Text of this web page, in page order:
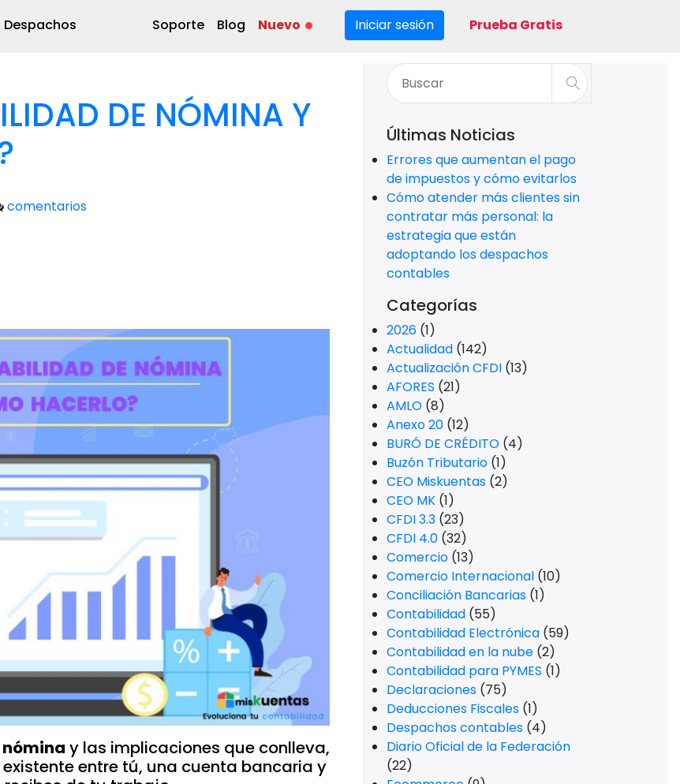
Despachos Soporte Blog Nuevo Iniciar sesión Prueba Gratis
DE NÓMINA Y
comentarios
y las implicaciones que conlleva,
entre tú, una cuenta bancaria y
Últimas Noticias
Errores que aumentan el pago
de impuestos y cómo evitarlos
Cómo atender más clientes sin
contratar más personal: la
estrategia que están
adoptando los despachos
contables
Categorías
2026 (1)
Actualidad (142)
Actualización CFDI (13)
AFORES (21)
AMLO (8)
Anexo 20 (12)
BURÓ DE CRÉDITO (4)
Buzón Tributario (1)
CEO Miskuentas (2)
CEO MK (1)
CFDI 3.3 (23)
CFDI 4.0 (32)
Comercio (13)
Comercio Internacional (10)
Conciliación Bancarias (1)
Contabilidad (55)
Contabilidad Electrónica (59)
Contabilidad en la nube (2)
Contabilidad para PYMES (1)
Declaraciones (75)
Deducciones Fiscales (1)
Despachos contables (4)
Diario Oficial de la Federación
(22)